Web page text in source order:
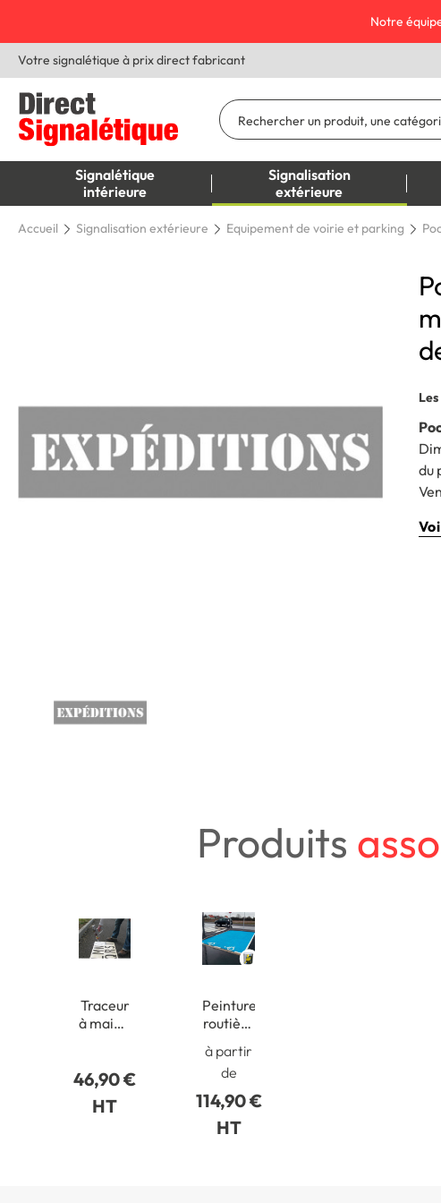
Notre
Votre signalétique à prix direct fabricant
Signalétique
intérieure
Signalisation
extérieure
Accueil Signalisation extérieure Equipement de voirie et parking
du
Produits
Traceur
à main -
pour
aérosol
500 ou
46,90 €
HT
Peinture
routière
couleur
pour
enrobé
à partir
de
114,90 €
HT